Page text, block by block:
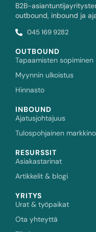
B2B-
outbound, inbound ja
045 169 9282
OUTBOUND
Tapaamisten sopiminen
Myynnin ulkoistus
Hinnasto
INBOUND
Ajatusjohtajuus
Tulospohjainen
RESURSSIT
Asiakastarinat
Artikkelit & blogi
YRITYS
Urat & työpaikat
Ota yhteyttä